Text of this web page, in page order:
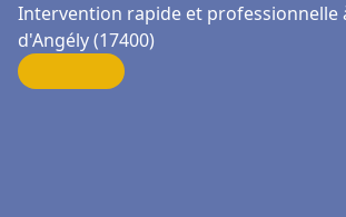
Intervention rapide et professionnelle
d'Angély (17400)